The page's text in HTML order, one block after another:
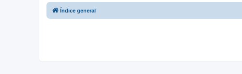
Índice general